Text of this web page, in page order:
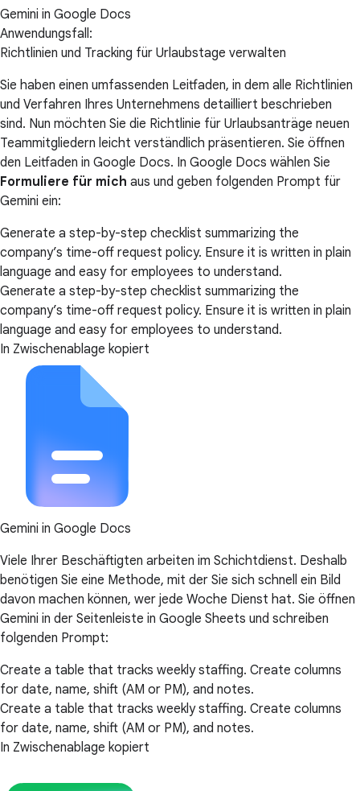
Gemini in Google Docs
Anwendungsfall:
Richtlinien und Tracking für Urlaubstage verwalten
Sie haben einen umfassenden Leitfaden, in dem alle Richtlinien
und Verfahren Ihres Unternehmens detailliert beschrieben
sind. Nun möchten Sie die Richtlinie für Urlaubsanträge neuen
Teammitgliedern leicht verständlich präsentieren. Sie öffnen
den Leitfaden in Google Docs. In Google Docs wählen Sie
Formuliere für mich aus und geben folgenden Prompt für
Gemini ein:
Generate a step-by-step checklist summarizing the
company’s time-off request policy. Ensure it is written in plain
language and easy for employees to understand.
Generate a step-by-step checklist summarizing the
company’s time-off request policy. Ensure it is written in plain
language and easy for employees to understand.
In Zwischenablage kopiert
Gemini in Google Docs
Viele Ihrer Beschäftigten arbeiten im Schichtdienst. Deshalb
benötigen Sie eine Methode, mit der Sie sich schnell ein Bild
davon machen können, wer jede Woche Dienst hat. Sie öffnen
Gemini in der Seitenleiste in Google Sheets und schreiben
folgenden Prompt:
Create a table that tracks weekly staffing. Create columns
for date, name, shift (AM or PM), and notes.
Create a table that tracks weekly staffing. Create columns
for date, name, shift (AM or PM), and notes.
In Zwischenablage kopiert